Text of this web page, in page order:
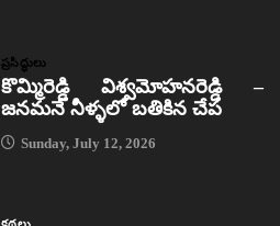
ప్రసిద్ధులు
కొమ్మిరెడ్డి విశ్వమోహనరెడ్డి –
జనమనే నీళ్ళలో బతికిన చేప
Sunday, July 12, 2026
కథలు